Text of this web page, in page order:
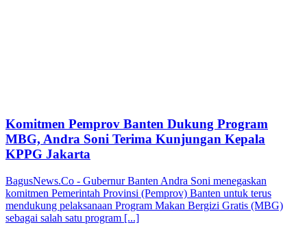
Komitmen Pemprov Banten Dukung Program
MBG, Andra Soni Terima Kunjungan Kepala
KPPG Jakarta
BagusNews.Co - Gubernur Banten Andra Soni menegaskan
komitmen Pemerintah Provinsi (Pemprov) Banten untuk terus
mendukung pelaksanaan Program Makan Bergizi Gratis (MBG)
sebagai salah satu program [...]